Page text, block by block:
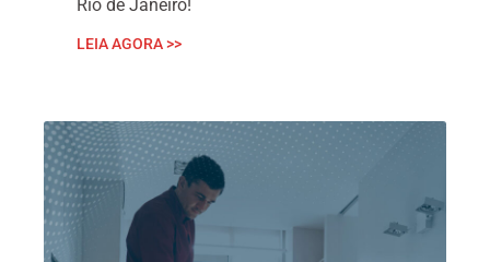
Rio de Janeiro!
LEIA AGORA >>